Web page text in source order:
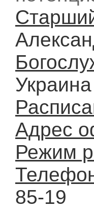
Украина
Адрес
Режим
85-19